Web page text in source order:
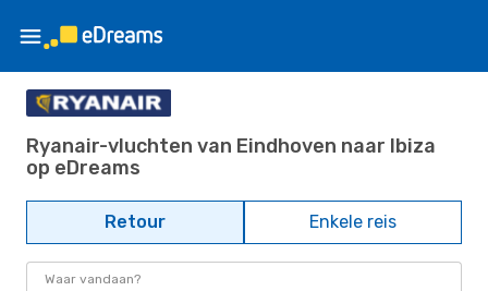
Ryanair-vluchten van Eindhoven naar Ibiza
op eDreams
Retour Enkele reis
Waar vandaan?